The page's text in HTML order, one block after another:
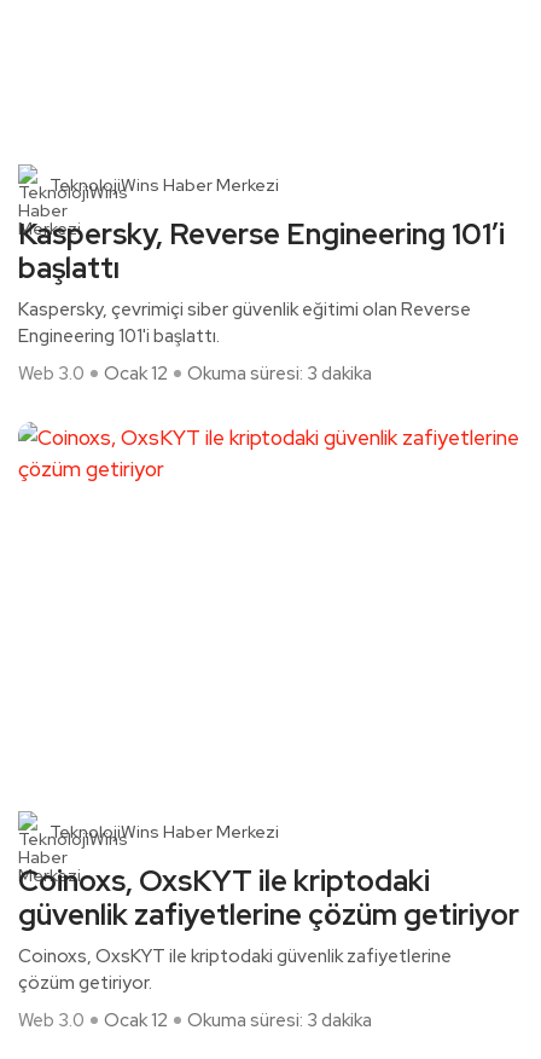
TeknolojiWins Haber Merkezi
Kaspersky, Reverse Engineering 101’i
başlattı
Kaspersky, çevrimiçi siber güvenlik eğitimi olan Reverse
Engineering 101'i başlattı.
Web 3.0
Ocak 12 Okuma süresi: 3 dakika
TeknolojiWins Haber Merkezi
Coinoxs, OxsKYT ile kriptodaki
güvenlik zafiyetlerine çözüm getiriyor
Coinoxs, OxsKYT ile kriptodaki güvenlik zafiyetlerine
çözüm getiriyor.
Web 3.0
Ocak 12 Okuma süresi: 3 dakika